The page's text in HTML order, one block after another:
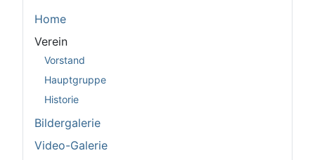
Home
Verein
Vorstand
Hauptgruppe
Historie
Bildergalerie
Video-Galerie